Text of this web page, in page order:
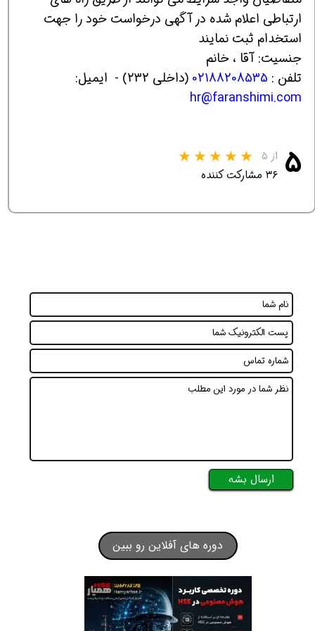
ارتباطی اعلام شده در آگهی درخواست خود را جهت
استخدام ثبت نمایند
جنسیت: آقا ، خانم
تلفن : 02188208535 (داخلی 232) - ایمیل:
hr@faranshimi.com
۵ از ۵
۳۶ مشارکت کننده
ارسال بشه
دوره های آفلاین رو ببین